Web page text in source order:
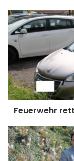
Feuerwehr